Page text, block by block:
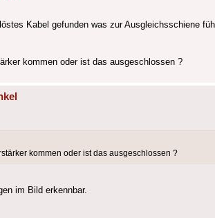
Kabel gefunden was zur Ausgleichsschiene
kommen oder ist das ausgeschlossen ?
kommen oder ist das ausgeschlossen ?
im Bild erkennbar.